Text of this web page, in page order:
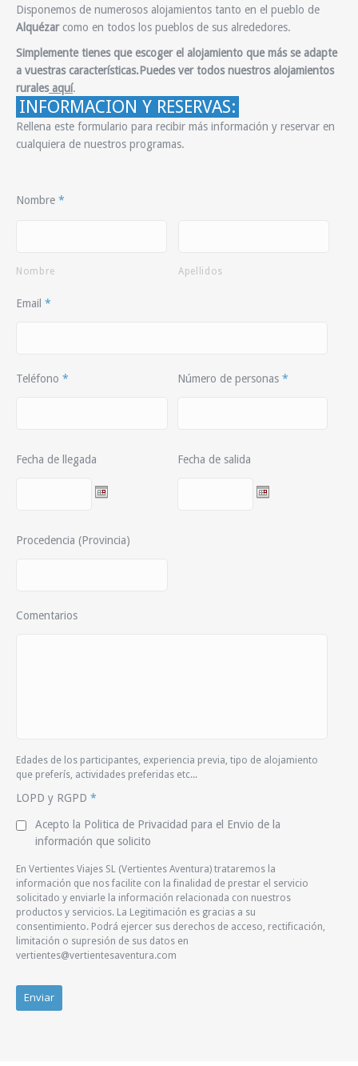
Disponemos de numerosos alojamientos tanto en el pueblo de
Alquézarcomo en todos los pueblos de sus alrededores.
Simplemente tienes que escoger el alojamiento que más se adapte
a vuestras características.Puedes ver todos nuestros alojamientos
ruralesaquí.
INFORMACION Y RESERVAS:
Rellena este formulario para recibir más información y reservar en
cualquiera de nuestros programas.
Nombre *
Nombre Apellidos
Email *
Teléfono * Número de personas *
Fecha de llegada Fecha de salida
Procedencia (Provincia)
Comentarios
Edades de los participantes, experiencia previa, tipo de alojamiento
que preferís, actividades preferidas etc...
LOPD y RGPD *
Acepto la Politica de Privacidad para el Envio de la
información que solicito
En Vertientes Viajes SL (Vertientes Aventura) trataremos la
información que nos facilite con la finalidad de prestar el servicio
solicitado y enviarle la información relacionada con nuestros
productos y servicios. La Legitimación es gracias a su
consentimiento. Podrá ejercer sus derechos de acceso, rectificación,
limitación o supresión de sus datos en
vertientes@vertientesaventura.com